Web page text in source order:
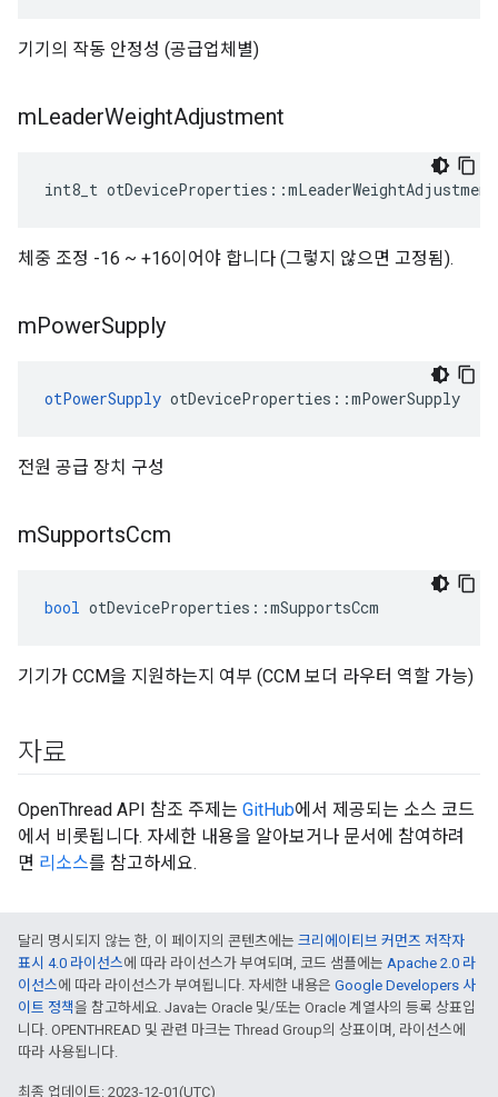
기기의 작동 안정성 (공급업체별)
mLeaderWeightAdjustment
int8_t otDeviceProperties ::mLeaderWeightAdjustment
체중 조정 -16 ~ +16이어야 합니다 (그렇지 않으면 고정됨).
mPowerSupply
otPowerSupply otDeviceProperties ::mPowerSupply
전원 공급 장치 구성
mSupportsCcm
bool otDeviceProperties ::mSupportsCcm
기기가 CCM을 지원하는지 여부 (CCM 보더 라우터 역할 가능)
자료
OpenThread API 참조 주제는 GitHub에서 제공되는 소스 코드
에서 비롯됩니다. 자세한 내용을 알아보거나 문서에 참여하려
면 리소스를 참고하세요.
달리 명시되지 않는 한, 이 페이지의 콘텐츠에는 크리에이티브 커먼즈 저작자
표시 4.0 라이선스에 따라 라이선스가 부여되며, 코드 샘플에는 Apache 2.0 라
이선스에 따라 라이선스가 부여됩니다. 자세한 내용은 Google Developers 사
이트 정책을 참고하세요. Java는 Oracle 및/또는 Oracle 계열사의 등록 상표입
니다. OPENTHREAD 및 관련 마크는 Thread Group의 상표이며, 라이선스에
따라 사용됩니다.
최종 업데이트: 2023-12-01(UTC)